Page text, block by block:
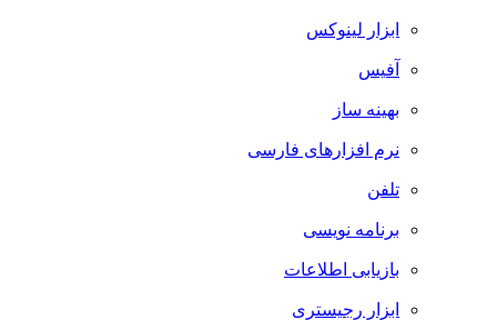
ابزار لینوکس
آفیس
بهینه ساز
نرم افزارهای فارسی
تلفن
برنامه نویسی
بازیابی اطلاعات
ابزار رجیستری